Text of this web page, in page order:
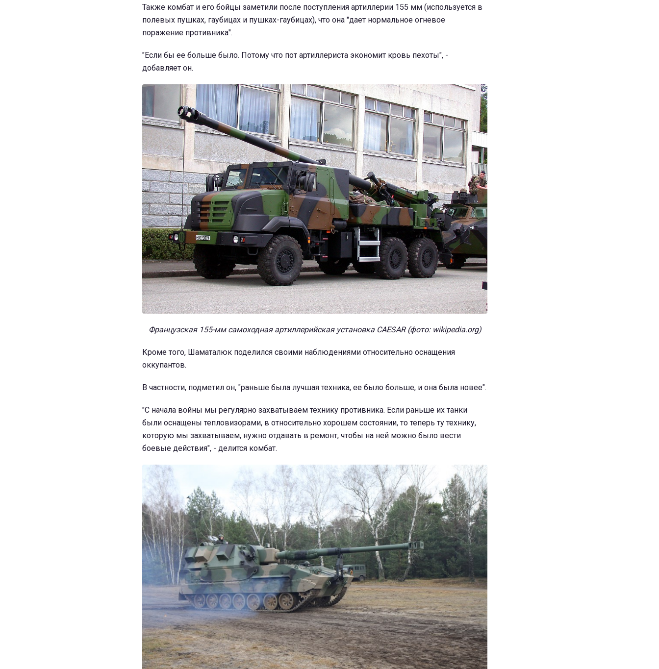
Также комбат и его бойцы заметили после поступления артиллерии 155 мм (используется в
полевых пушках, гаубицах и пушках-гаубицах), что она "дает нормальное огневое
поражение противника".
"Если бы ее больше было. Потому что пот артиллериста экономит кровь пехоты", -
добавляет он.
Французская 155-мм самоходная артиллерийская установка CAESAR (фото: wikipedia.org)
Кроме того, Шаматалюк поделился своими наблюдениями относительно оснащения
оккупантов.
В частности, подметил он, "раньше была лучшая техника, ее было больше, и она была новее".
"С начала войны мы регулярно захватываем технику противника. Если раньше их танки
были оснащены тепловизорами, в относительно хорошем состоянии, то теперь ту технику,
которую мы захватываем, нужно отдавать в ремонт, чтобы на ней можно было вести
боевые действия", - делится комбат.